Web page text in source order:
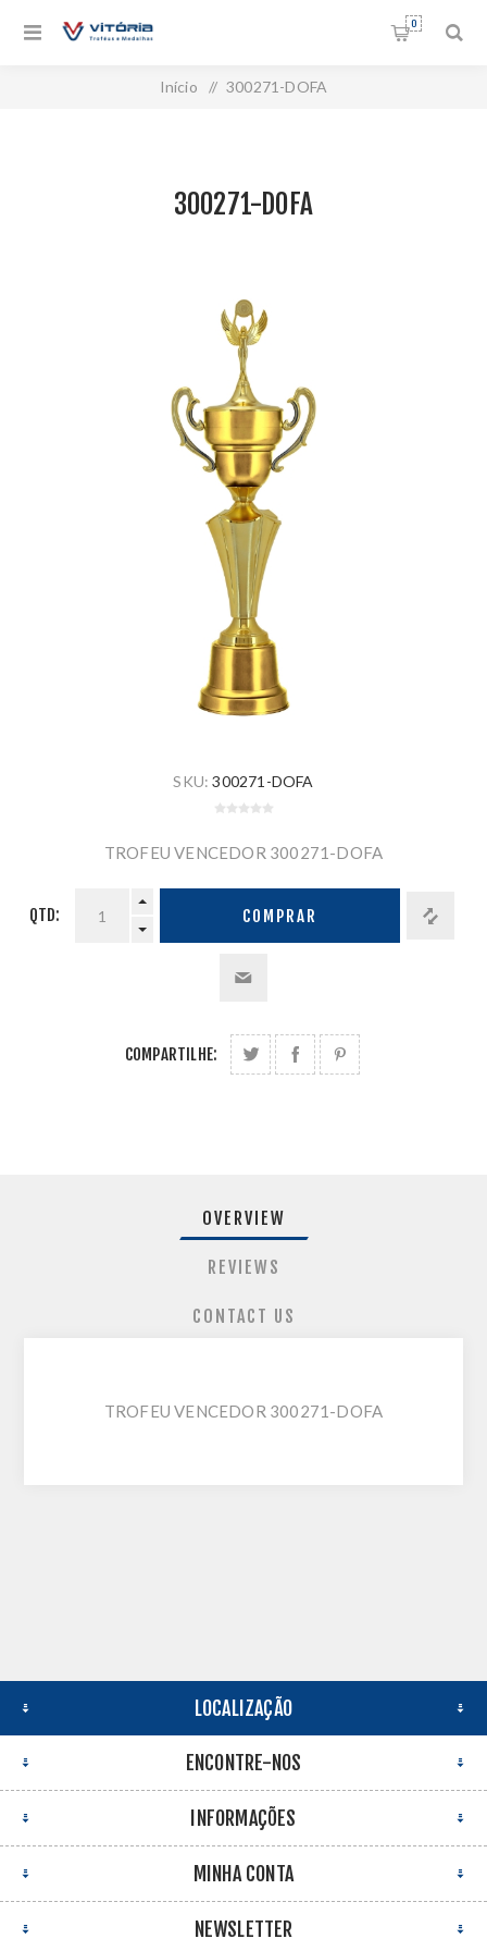
0
Início / 300271-DOFA
300271-DOFA
SKU: 300271-DOFA
TROFEU VENCEDOR 300271-DOFA
QTD: COMPRAR
COMPARTILHE:
OVERVIEW
REVIEWS
CONTACT US
TROFEU VENCEDOR 300271-DOFA
LOCALIZAÇÃO
ENCONTRE-NOS
INFORMAÇÕES
MINHA CONTA
NEWSLETTER